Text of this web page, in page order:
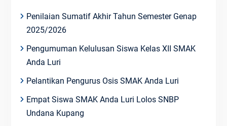
Penilaian Sumatif Akhir Tahun Semester Genap
2025/2026
Pengumuman Kelulusan Siswa Kelas XII SMAK
Anda Luri
Pelantikan Pengurus Osis SMAK Anda Luri
Empat Siswa SMAK Anda Luri Lolos SNBP
Undana Kupang